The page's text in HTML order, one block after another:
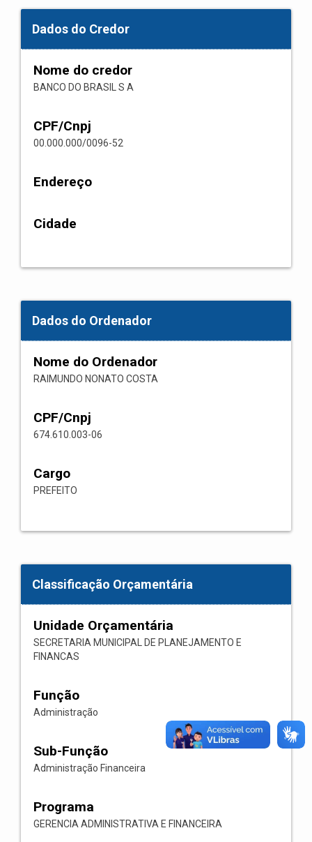
Dados do Credor
Nome do credor
BANCO DO BRASIL S A
CPF/Cnpj
00.000.000/0096-52
Endereço
Cidade
Dados do Ordenador
Nome do Ordenador
RAIMUNDO NONATO COSTA
CPF/Cnpj
674.610.003-06
Cargo
PREFEITO
Classificação Orçamentária
Unidade Orçamentária
SECRETARIA MUNICIPAL DE PLANEJAMENTO E
FINANCAS
Função
Administração
Sub-Função
Administração Financeira
Programa
GERENCIA ADMINISTRATIVA E FINANCEIRA